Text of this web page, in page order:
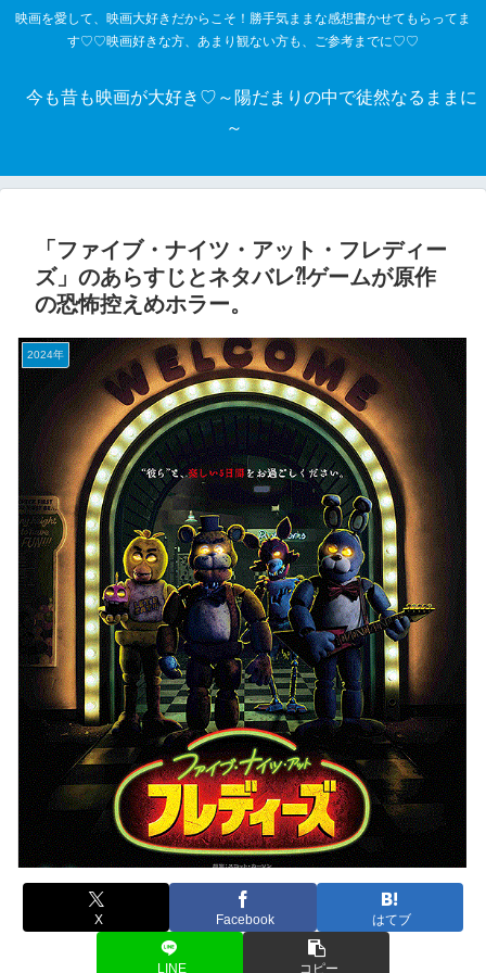
映画を愛して、映画大好きだからこそ！勝手気ままな感想書かせてもらってま
す♡♡映画好きな方、あまり観ない方も、ご参考までに♡♡
今も昔も映画が大好き♡～陽だまりの中で徒然なるままに
～
「ファイブ・ナイツ・アット・フレディー
ズ」のあらすじとネタバレ⁈ゲームが原作
の恐怖控えめホラー。
2024年
X Facebook はてブ
LINE コピー